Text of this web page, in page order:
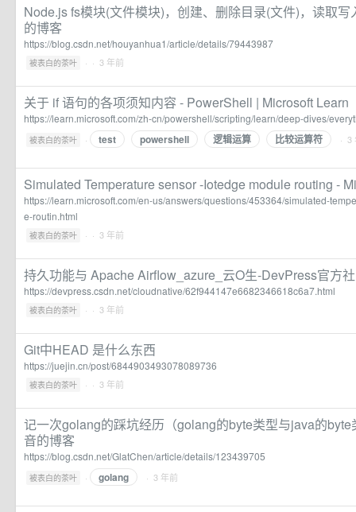
Node.js fs模块(文件模块)，创建、删除目录(文件)，读取
的博客
https://blog.csdn.net/houyanhua1/article/details/79443987
被表白的茶叶 · · 3 年前
关于 if 语句的各项须知内容 - PowerShell | Microsoft Learn
https://learn.microsoft.com/zh-cn/powershell/scripting/learn/deep-dives/
被表白的茶叶 · test powershell 逻辑运算 比较运算符 · 3
Simulated Temperature sensor -Iotedge module routing -
https://learn.microsoft.com/en-us/answers/questions/453364/simulated-
e-routin.html
被表白的茶叶 · · 3 年前
持久功能与 Apache Airflow_azure_云O生-DevPress官方
https://devpress.csdn.net/cloudnative/62f944147e6682346618c6a7.html
被表白的茶叶 · · 3 年前
Git中HEAD 是什么东西
https://juejin.cn/post/6844903493078089736
被表白的茶叶 · · 3 年前
记一次golang的踩坑经历（golang的byte类型与java的
音的博客
https://blog.csdn.net/GlatChen/article/details/123439705
被表白的茶叶 · golang · 3 年前